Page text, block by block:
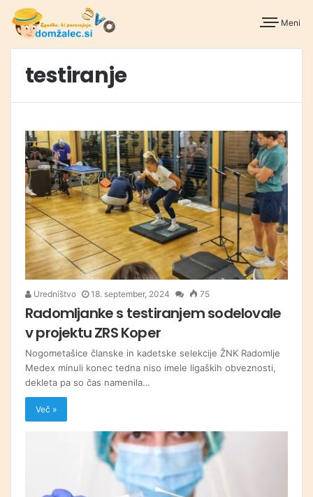
Meni
testiranje
Uredništvo 18. september, 2024 75
Radomljanke s testiranjem sodelovale
v projektu ZRS Koper
Nogometašice članske in kadetske selekcije ŽNK Radomlje
Medex minuli konec tedna niso imele ligaških obveznosti,
dekleta pa so čas namenila…
Več »